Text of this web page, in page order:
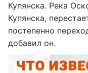
Купянска. Река
Купянска,
постепенно
добавил он.